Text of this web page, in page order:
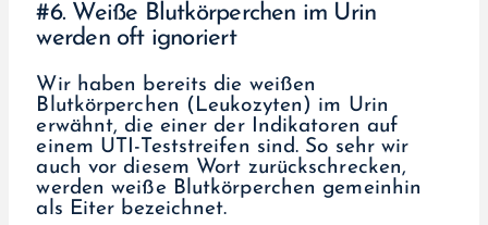
#6. Weiße Blutkörperchen im Urin
werden oft ignoriert
Wir haben bereits die weißen
Blutkörperchen (Leukozyten) im Urin
erwähnt, die einer der Indikatoren auf
einem UTI-Teststreifen sind. So sehr wir
auch vor diesem Wort zurückschrecken,
werden weiße Blutkörperchen gemeinhin
als Eiter bezeichnet.